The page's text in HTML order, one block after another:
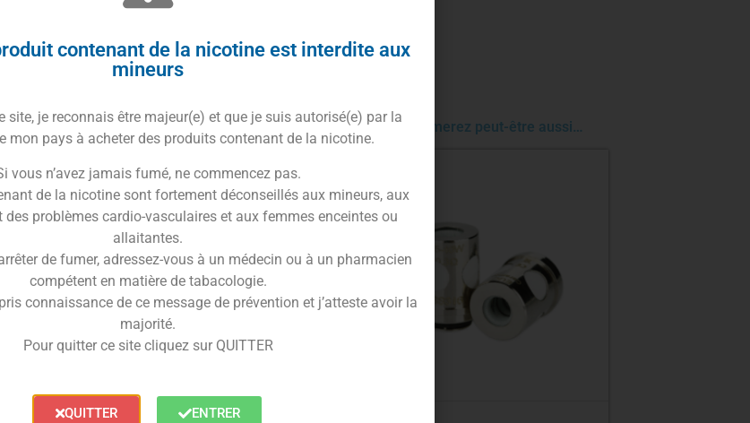
Shops Reviews
NRG tank de Vaporesso.
Vous aimerez peut-être aussi…
contenant de la nicotine est interdite aux
mineurs
site, je reconnais être majeur(e) et que je suis autorisé(e) par la
mon pays à acheter des produits contenant de la nicotine.
vous n’avez jamais fumé, ne commencez pas.
de la nicotine sont fortement déconseillés aux mineurs, aux
des problèmes cardio-vasculaires et aux femmes enceintes ou
allaitantes.
de fumer, adressez-vous à un médecin ou à un pharmacien
compétent en matière de tabacologie.
connaissance de ce message de prévention et j’atteste avoir la
majorité.
Pour quitter ce site cliquez sur QUITTER
QUITTER ENTRER